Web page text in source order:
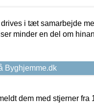
i tæt samarbejde
minder en del om
Byghjemme.dk
dem med stjerner fra